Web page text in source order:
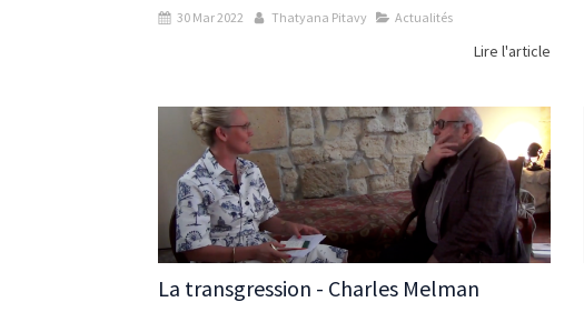
30 Mar 2022 Thatyana Pitavy Actualités
Lire l'article
La transgression - Charles Melman